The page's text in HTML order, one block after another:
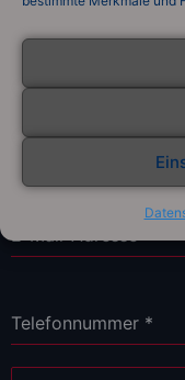
Klicke
Vorname
Telefonnummer *